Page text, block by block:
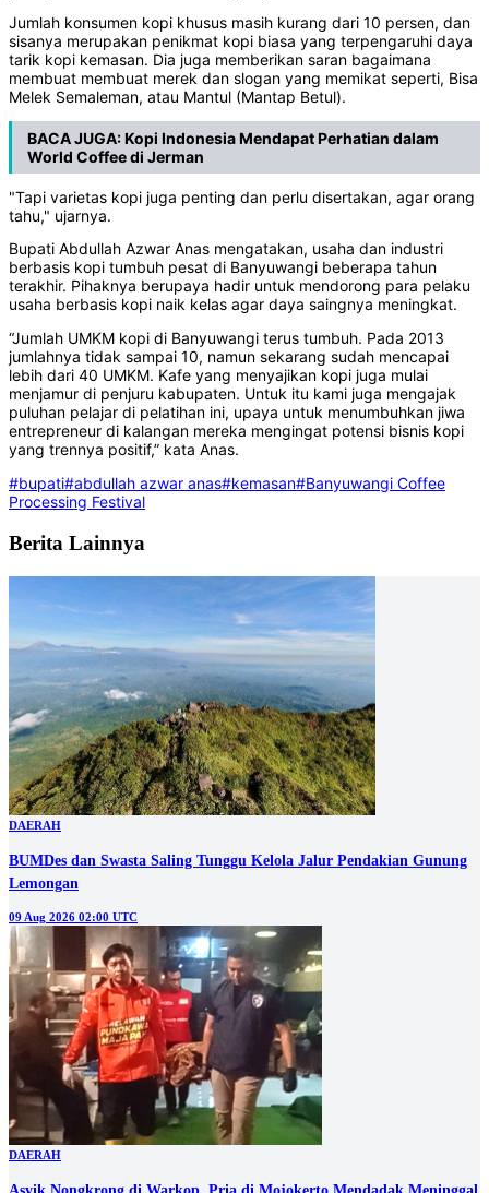
Jumlah konsumen kopi khusus masih kurang dari 10 persen, dan
sisanya merupakan penikmat kopi biasa yang terpengaruhi daya
tarik kopi kemasan. Dia juga memberikan saran bagaimana
membuat membuat merek dan slogan yang memikat seperti, Bisa
Melek Semaleman, atau Mantul (Mantap Betul).
BACA JUGA:Kopi Indonesia Mendapat Perhatian dalam
World Coffee di Jerman
"Tapi varietas kopi juga penting dan perlu disertakan, agar orang
tahu," ujarnya.
Bupati Abdullah Azwar Anas mengatakan, usaha dan industri
berbasis kopi tumbuh pesat di Banyuwangi beberapa tahun
terakhir. Pihaknya berupaya hadir untuk mendorong para pelaku
usaha berbasis kopi naik kelas agar daya saingnya meningkat.
“Jumlah UMKM kopi di Banyuwangi terus tumbuh. Pada 2013
jumlahnya tidak sampai 10, namun sekarang sudah mencapai
lebih dari 40 UMKM. Kafe yang menyajikan kopi juga mulai
menjamur di penjuru kabupaten. Untuk itu kami juga mengajak
puluhan pelajar di pelatihan ini, upaya untuk menumbuhkan jiwa
entrepreneur di kalangan mereka mengingat potensi bisnis kopi
yang trennya positif,” kata Anas.
#bupati#abdullah azwar anas#kemasan#Banyuwangi Coffee
Processing Festival
Berita Lainnya
DAERAH
BUMDes dan Swasta Saling Tunggu Kelola Jalur Pendakian Gunung
Lemongan
09 Aug 2026 02:00 UTC
DAERAH